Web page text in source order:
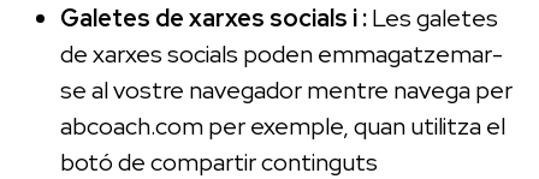
Galetes de xarxes socials i :Les galetes
de xarxes socials poden emmagatzemar-
se al vostre navegador mentre navega per
abcoach.com per exemple, quan utilitza el
botó de compartir continguts